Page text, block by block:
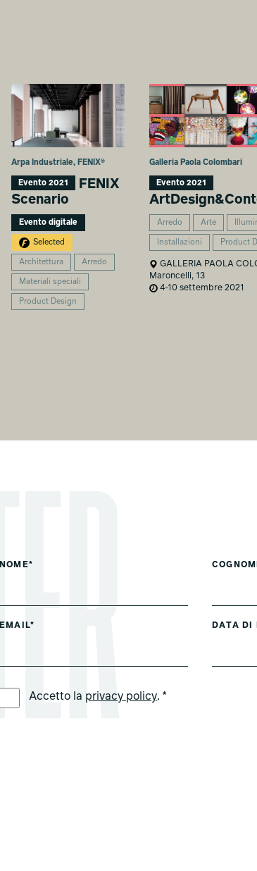
Arpa Industriale, FENIX®
Evento 2021
FENIX
Scenario
Evento digitale
Selected
Architettura Arredo
Materiali speciali
Product Design
Galleria Paola Colombari
Evento 2021
Arredo Arte
Installazioni Product
GALLERIA PAOLA
Maroncelli, 13
4-10 settembre 2021
NOME*
EMAIL* DATA DI
Accetto la privacy policy. *